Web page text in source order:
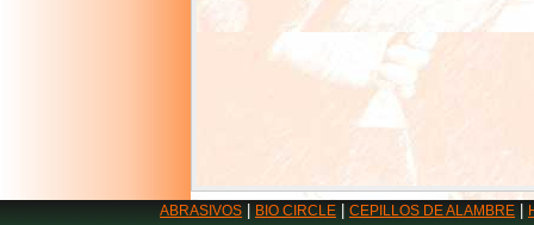
ABRASIVOS BIO CIRCLE CEPILLOS DE ALAMBRE